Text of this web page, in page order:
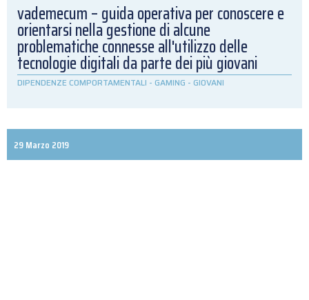
vademecum – guida operativa per conoscere e
orientarsi nella gestione di alcune
problematiche connesse all'utilizzo delle
tecnologie digitali da parte dei più giovani
DIPENDENZE COMPORTAMENTALI - GAMING - GIOVANI
29 Marzo 2019